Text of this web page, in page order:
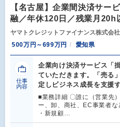
【名古屋】企業間決済サー
融／年休120日／残業月20h
ヤマトクレジットファイナンス株式会社
500万円～699万円
愛知県
仕事
内容
企業向け決済サービス「
ていただきます。「売る
定しビジネス成長を支援
■業務詳細 〇誰に（営業先
ー、卸、商社、EC事業者
・新規顧…